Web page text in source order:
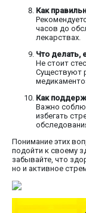
Как
часов до
лекарствах.
Что делать,
Не стоит
Существуют
Как
Важно
избегать
Понимание этих
подойти к своему
забывайте, что
но и активное